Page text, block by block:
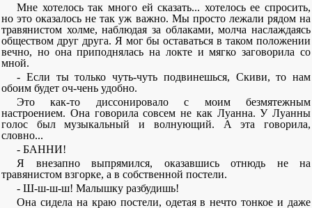
Мне хотелось так много ей сказать... хотелось ее спросить,
но это оказалось не так уж важно. Мы просто лежали рядом на
травянистом холме, наблюдая за облаками, молча наслаждаясь
обществом друг друга. Я мог бы оставаться в таком положении
вечно, но она приподнялась на локте и мягко заговорила со
мной.
- Если ты только чуть-чуть подвинешься, Скиви, то нам
обоим будет оч-чень удобно.
Это как-то диссонировало с моим безмятежным
настроением. Она говорила совсем не как Луанна. У Луанны
голос был музыкальный и волнующий. А эта говорила,
словно...
- БАННИ!
Я внезапно выпрямился, оказавшись отнюдь не на
травянистом взгорке, а в собственной постели.
- Ш-ш-ш-ш! Малышку разбудишь!
Она сидела на краю постели, одетая в нечто тонкое и даже